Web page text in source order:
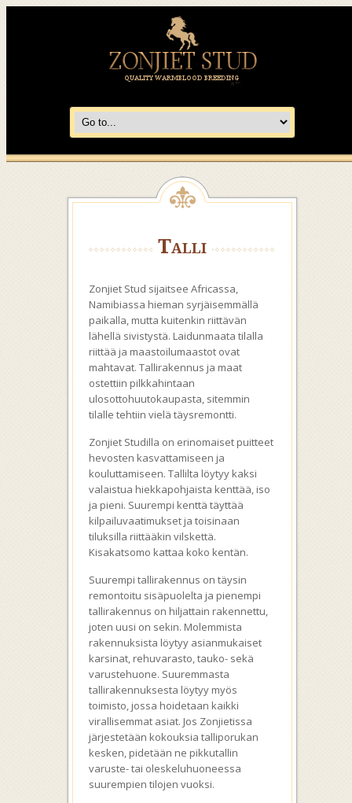
Talli
Zonjiet Stud sijaitsee Africassa,
Namibiassa hieman syrjäisemmällä
paikalla, mutta kuitenkin riittävän
lähellä sivistystä. Laidunmaata tilalla
riittää ja maastoilumaastot ovat
mahtavat. Tallirakennus ja maat
ostettiin pilkkahintaan
ulosottohuutokaupasta, sitemmin
tilalle tehtiin vielä täysremontti.
Zonjiet Studilla on erinomaiset puitteet
hevosten kasvattamiseen ja
kouluttamiseen. Tallilta löytyy kaksi
valaistua hiekkapohjaista kenttää, iso
ja pieni. Suurempi kenttä täyttää
kilpailuvaatimukset ja toisinaan
tiluksilla riittääkin vilskettä.
Kisakatsomo kattaa koko kentän.
Suurempi tallirakennus on täysin
remontoitu sisäpuolelta ja pienempi
tallirakennus on hiljattain rakennettu,
joten uusi on sekin. Molemmista
rakennuksista löytyy asianmukaiset
karsinat, rehuvarasto, tauko- sekä
varustehuone. Suuremmasta
tallirakennuksesta löytyy myös
toimisto, jossa hoidetaan kaikki
virallisemmat asiat. Jos Zonjietissa
järjestetään kokouksia talliporukan
kesken, pidetään ne pikkutallin
varuste- tai oleskeluhuoneessa
suurempien tilojen vuoksi.